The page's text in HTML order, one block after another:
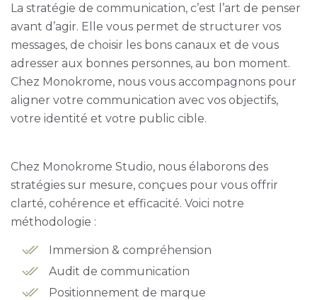
La stratégie de communication, c’est l’art de penser
avant d’agir. Elle vous permet de structurer vos
messages, de choisir les bons canaux et de vous
adresser aux bonnes personnes, au bon moment.
Chez Monokrome, nous vous accompagnons pour
aligner votre communication avec vos objectifs,
votre identité et votre public cible.
Chez Monokrome Studio, nous élaborons des
stratégies sur mesure, conçues pour vous offrir
clarté, cohérence et efficacité. Voici notre
méthodologie :
Immersion & compréhension
Audit de communication
Positionnement de marque